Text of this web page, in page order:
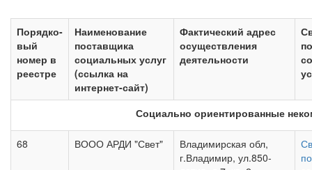
Порядко-
вый
номер в
реестре
Наименование
поставщика
социальных услуг
(ссылка на
интернет-сайт)
Фактический адрес
осуществления
деятельности
Социально ориентированные
68 ВООО АРДИ "Свет"
Владимирская обл,
г.Владимир, ул.850-